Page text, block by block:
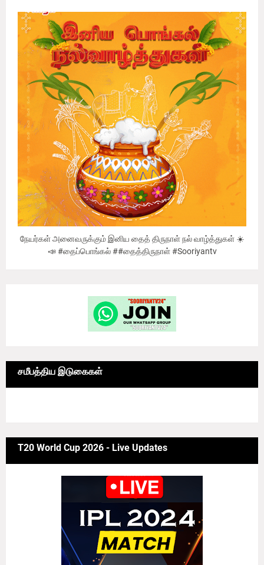
நேயர்கள் அனைவருக்கும் இனிய தைத் திருநாள் நல் வாழ்த்துகள் ☀️
📣 #தைப்பொங்கல் ##தைத்திருநாள் #Sooriyantv
சமீபத்திய இடுகைகள்
T20 World Cup 2026 - Live Updates